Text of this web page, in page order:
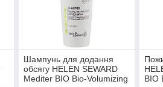
Шампунь для додання
обсягу HELEN SEWARD
Mediter BIO Bio-Volumizing
BIO